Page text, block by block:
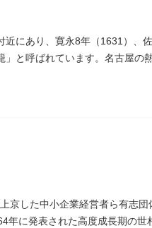
にあり、寛永8年（1631）、
」と呼ばれています。名古屋
京した中小企業経営者ら有志
年に発表された高度成長期の